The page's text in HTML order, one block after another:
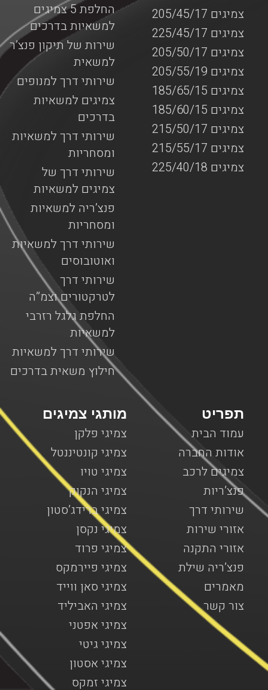
החלפת 5 צמיגים
למשאיות בדרכים
שירות של תיקון פנצ’ר
למשאית
שירותי דרך למנופים
צמיגים למשאיות
בדרכים
שירותי דרך למשאיות
ומסחריות
שירותי דרך של
צמיגים למשאיות
פנצ’ריה למשאיות
ומסחריות
שירותי דרך למשאיות
ואוטובוסים
שירותי דרך
לטרקטורים וצמ”ה
החלפת גלגל רזרבי
למשאיות
שירותי דרך למשאיות
חילוץ משאית בדרכים
צמיגים 205/45/17
צמיגים 225/45/17
צמיגים 205/50/17
צמיגים 205/55/19
צמיגים 185/65/15
צמיגים 185/60/15
צמיגים 215/50/17
צמיגים 215/55/17
צמיגים 225/40/18
מותגי צמיגים
צמיגי פלקן
צמיגי קונטיננטל
צמיגי טויו
צמיגי הנקוק
צמיגי ברידג’סטון
צמיגי נקסן
צמיגי פרוד
צמיגי פיירמקס
צמיגי סאן ווייד
צמיגי האביליד
צמיגי אפטני
צמיגי גיטי
צמיגי אסטון
צמיגי זמקס
תפריט
עמוד הבית
אודות החברה
צמיגים לרכב
פנצ’ריות
שירותי דרך
אזורי שירות
אזורי התקנה
פנצ’ריה שילת
מאמרים
צור קשר